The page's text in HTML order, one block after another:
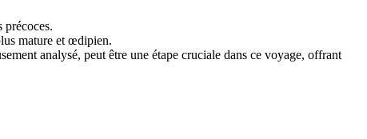
précoces.
mature et œdipien.
analysé, peut être une étape cruciale dans ce voyage, offrant